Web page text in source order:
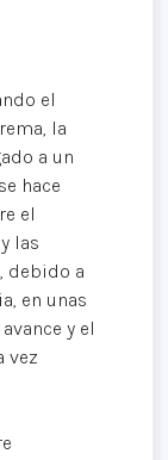
el
la
a un
hace
el
las
debido a
en unas
y el
vez